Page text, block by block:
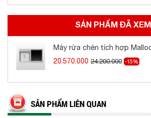
SẢN PHẨM ĐÃ XEM
Máy rửa chén tích hợp
20.570.000 24.200.000 -15%
SẢN PHẨM LIÊN QUAN